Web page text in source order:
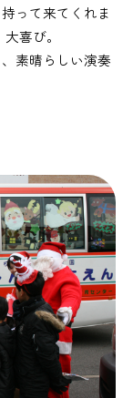
って来てくれま
喜び。
素晴らしい演奏